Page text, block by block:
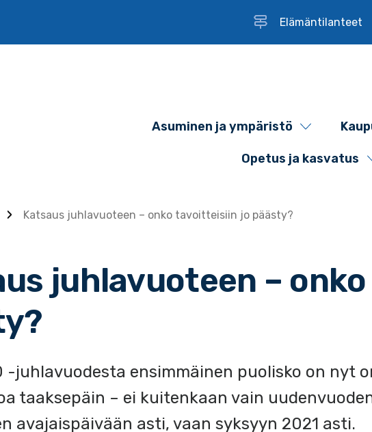
Elämäntilanteet
Asuminen ja ympäristö
Opetus ja kasvatus
Katsaus juhlavuoteen – onko tavoitteisiin jo päästy?
juhlavuoteen –
-juhlavuodesta ensimmäinen puolisko on nyt
taaksepäin – ei kuitenkaan vain
avajaispäivään asti, vaan syksyyn 2021 asti.